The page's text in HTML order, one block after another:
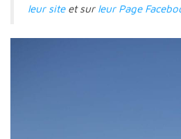
leur siteet sur leur Page